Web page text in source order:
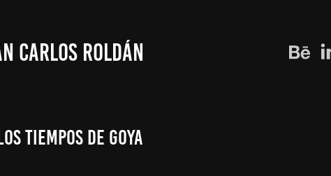
CARLOS ROLDÁN
TIEMPOS DE GOYA